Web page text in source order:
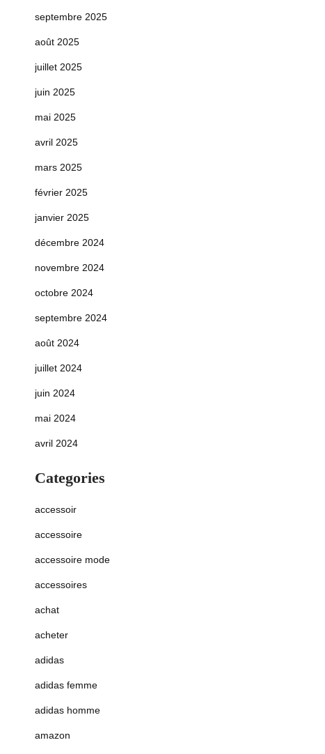
septembre 2025
août 2025
juillet 2025
juin 2025
mai 2025
avril 2025
mars 2025
février 2025
janvier 2025
décembre 2024
novembre 2024
octobre 2024
septembre 2024
août 2024
juillet 2024
juin 2024
mai 2024
avril 2024
Categories
accessoir
accessoire
accessoire mode
accessoires
achat
acheter
adidas
adidas femme
adidas homme
amazon